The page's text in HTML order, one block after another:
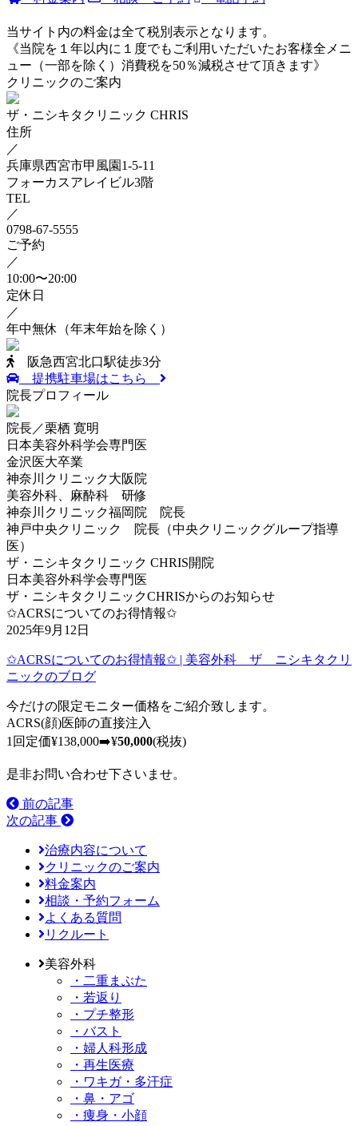
当サイト内の料金は全て税別表示となります。
《当院を１年以内に１度でもご利用いただいたお客様全メニ
ュー（一部を除く）消費税を50％減税させて頂きます》
クリニックのご案内
ザ・ニシキタクリニック CHRIS
住所
／
兵庫県西宮市甲風園1-5-11
フォーカスアレイビル3階
TEL
／
0798-67-5555
ご予約
／
10:00〜20:00
定休日
／
年中無休 （年末年始を除く）
阪急西宮北口駅徒歩3分
提携駐車場はこちら
院長プロフィール
院長／栗栖 寛明
日本美容外科学会専門医
金沢医大卒業
神奈川クリニック大阪院
美容外科、麻酔科 研修
神奈川クリニック福岡院 院長
神戸中央クリニック 院長（中央クリニックグループ指導
医）
ザ・ニシキタクリニック CHRIS開院
日本美容外科学会専門医
ザ・ニシキタクリニックCHRISからのお知らせ
✩ACRSについてのお得情報✩
2025年9月12日
✩ACRSについてのお得情報✩ | 美容外科 ザ ニシキタクリ
ニックのブログ
今だけの限定モニター価格をご紹介致します。
ACRS(顔)医師の直接注入
1回定価¥138,000➡️¥50,000(税抜)
是非お問い合わせ下さいませ。
前の記事
次の記事
治療内容について
クリニックのご案内
料金案内
相談・予約フォーム
よくある質問
リクルート
美容外科
・二重まぶた
・若返り
・プチ整形
・バスト
・婦人科形成
・再生医療
・ワキガ・多汗症
・鼻・アゴ
・痩身・小顔